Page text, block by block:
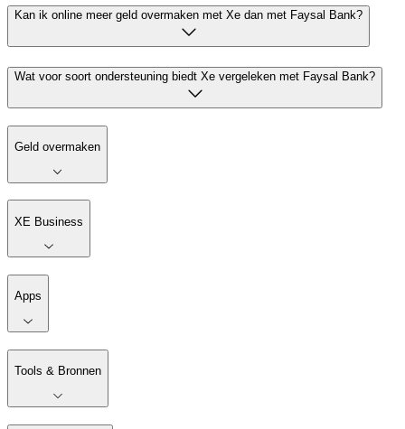
Kan ik online meer geld overmaken met Xe dan met Faysal Bank?
Wat voor soort ondersteuning biedt Xe vergeleken met Faysal Bank?
Geld overmaken
XE Business
Apps
Tools & Bronnen